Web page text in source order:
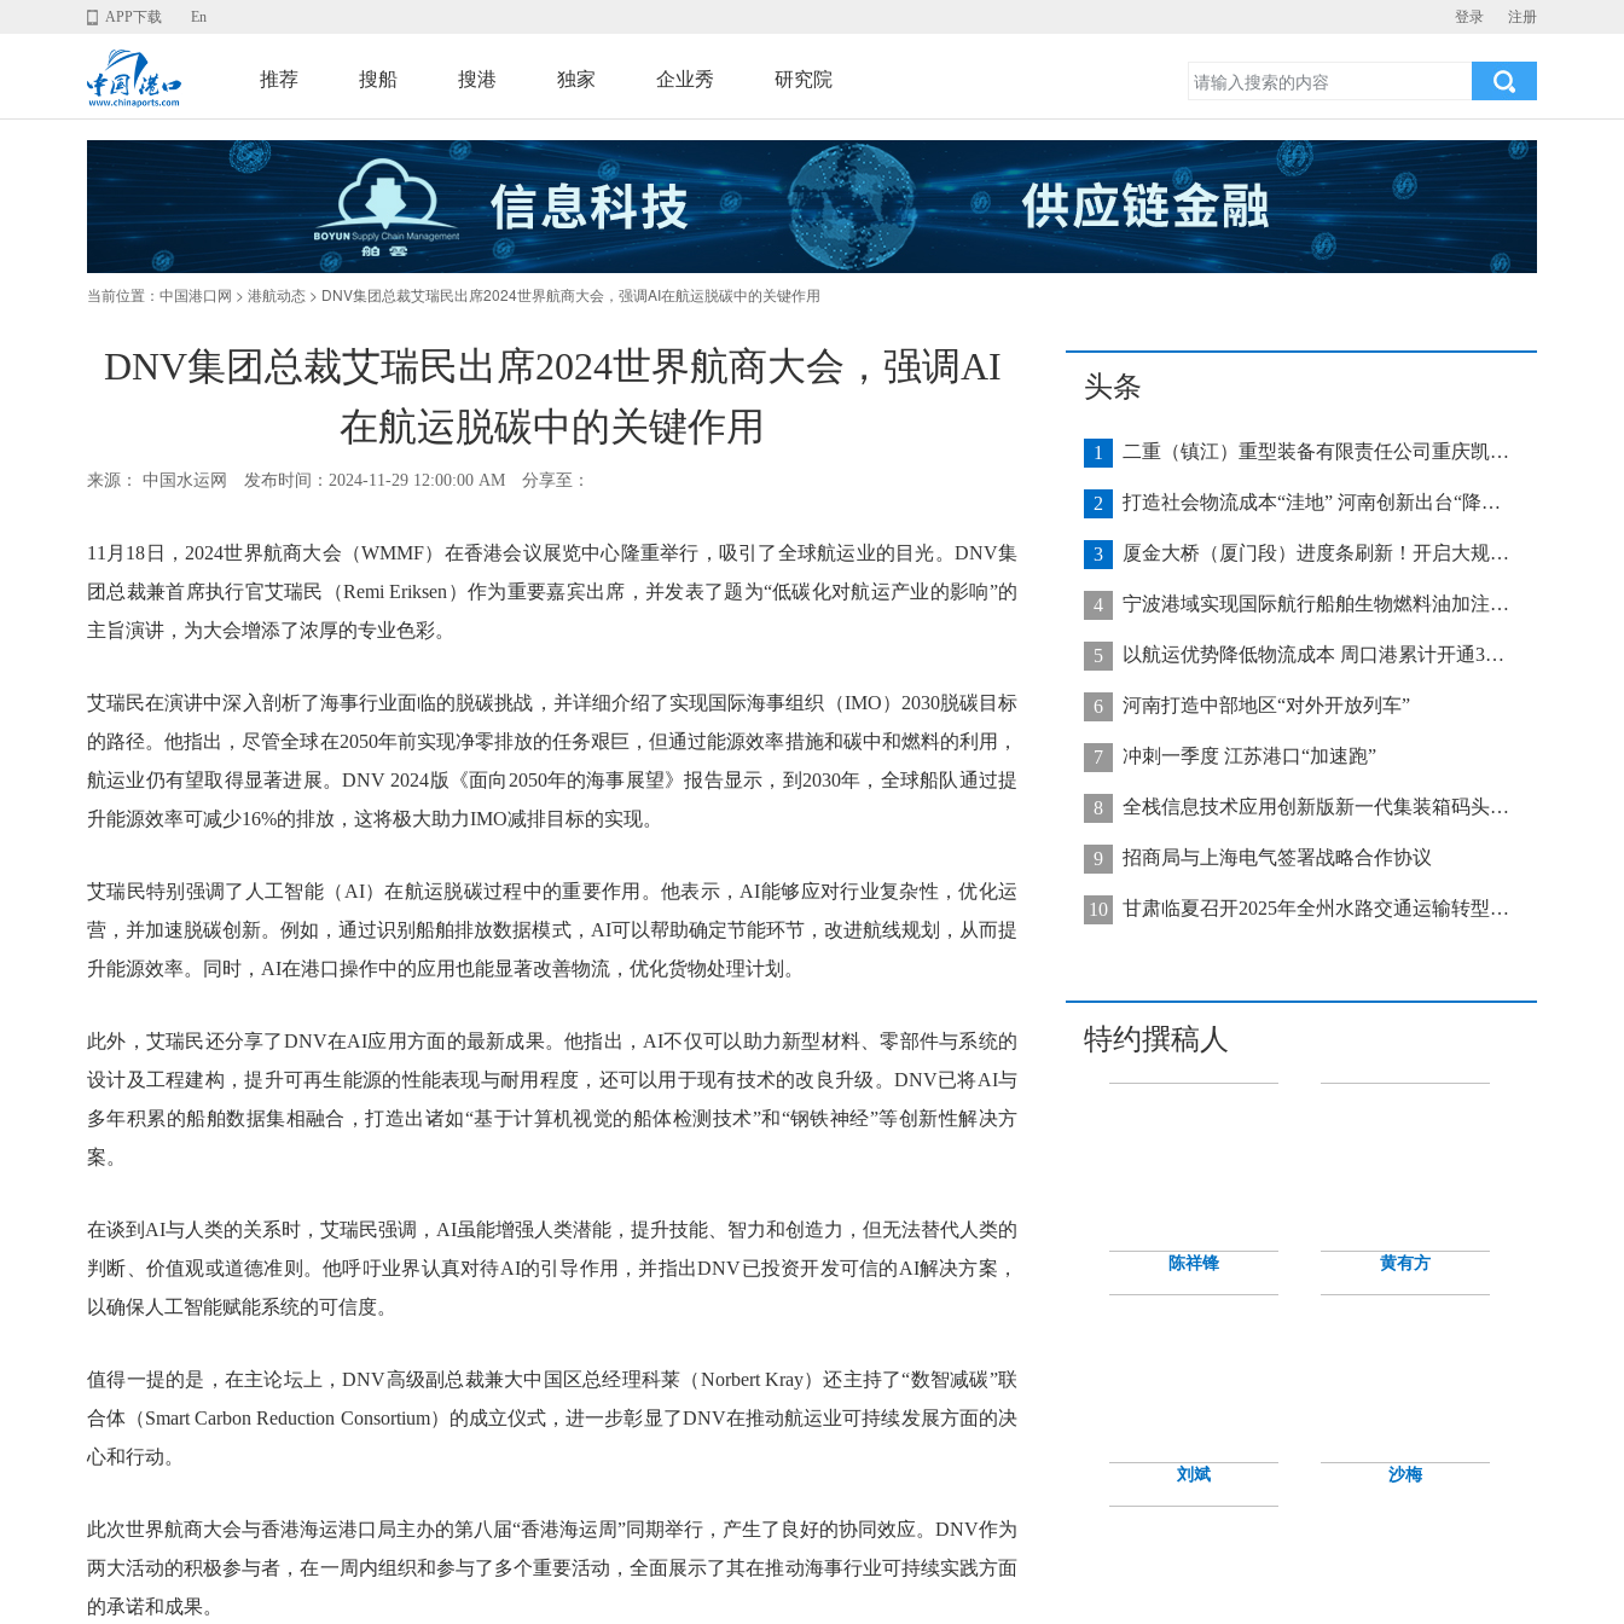
登录 注册
APP下载 En
推荐 搜船 搜港 独家 企业秀 研究院
当前位置： 中国港口网 > 港航动态 > DNV集团总裁艾瑞民出席2024世界航商大会，强调AI在航运脱碳中的关键作用
DNV集团总裁艾瑞民出席2024世界航商大会，强调AI
在航运脱碳中的关键作用
来源： 中国水运网 发布时间：2024-11-29 12:00:00 AM 分享至：
11月18日，2024世界航商大会（WMMF）在香港会议展览中心隆重举行，吸引了全球航运业的目光。DNV集
团总裁兼首席执行官艾瑞民（Remi Eriksen）作为重要嘉宾出席，并发表了题为“低碳化对航运产业的影响”的
主旨演讲，为大会增添了浓厚的专业色彩。
艾瑞民在演讲中深入剖析了海事行业面临的脱碳挑战，并详细介绍了实现国际海事组织（IMO）2030脱碳目标
的路径。他指出，尽管全球在2050年前实现净零排放的任务艰巨，但通过能源效率措施和碳中和燃料的利用，
航运业仍有望取得显著进展。DNV 2024版《面向2050年的海事展望》报告显示，到2030年，全球船队通过提
升能源效率可减少16%的排放，这将极大助力IMO减排目标的实现。
艾瑞民特别强调了人工智能（AI）在航运脱碳过程中的重要作用。他表示，AI能够应对行业复杂性，优化运
营，并加速脱碳创新。例如，通过识别船舶排放数据模式，AI可以帮助确定节能环节，改进航线规划，从而提
升能源效率。同时，AI在港口操作中的应用也能显著改善物流，优化货物处理计划。
此外，艾瑞民还分享了DNV在AI应用方面的最新成果。他指出，AI不仅可以助力新型材料、零部件与系统的
设计及工程建构，提升可再生能源的性能表现与耐用程度，还可以用于现有技术的改良升级。DNV已将AI与
多年积累的船舶数据集相融合，打造出诸如“基于计算机视觉的船体检测技术”和“钢铁神经”等创新性解决方
案。
在谈到AI与人类的关系时，艾瑞民强调，AI虽能增强人类潜能，提升技能、智力和创造力，但无法替代人类的
判断、价值观或道德准则。他呼吁业界认真对待AI的引导作用，并指出DNV已投资开发可信的AI解决方案，
以确保人工智能赋能系统的可信度。
值得一提的是，在主论坛上，DNV高级副总裁兼大中国区总经理科莱（Norbert Kray）还主持了“数智减碳”联
合体（Smart Carbon Reduction Consortium）的成立仪式，进一步彰显了DNV在推动航运业可持续发展方面的决
心和行动。
此次世界航商大会与香港海运港口局主办的第八届“香港海运周”同期举行，产生了良好的协同效应。DNV作为
两大活动的积极参与者，在一周内组织和参与了多个重要活动，全面展示了其在推动海事行业可持续实践方面
的承诺和成果。
头条
1 二重（镇江）重型装备有限责任公司重庆凯瑞项目发运助力海上风电产业发展
2 打造社会物流成本“洼地” 河南创新出台“降本16条”
3 厦金大桥（厦门段）进度条刷新！开启大规模桥梁装配化施工新阶段
4 宁波港域实现国际航行船舶生物燃料油加注“零突破”
5 以航运优势降低物流成本 周口港累计开通32条集装箱航线
6 河南打造中部地区“对外开放列车”
7 冲刺一季度 江苏港口“加速跑”
8 全栈信息技术应用创新版新一代集装箱码头管控系统在天津港上线运行
9 招商局与上海电气签署战略合作协议
10 甘肃临夏召开2025年全州水路交通运输转型发展推进会
特约撰稿人
陈祥锋 黄有方
刘斌 沙梅